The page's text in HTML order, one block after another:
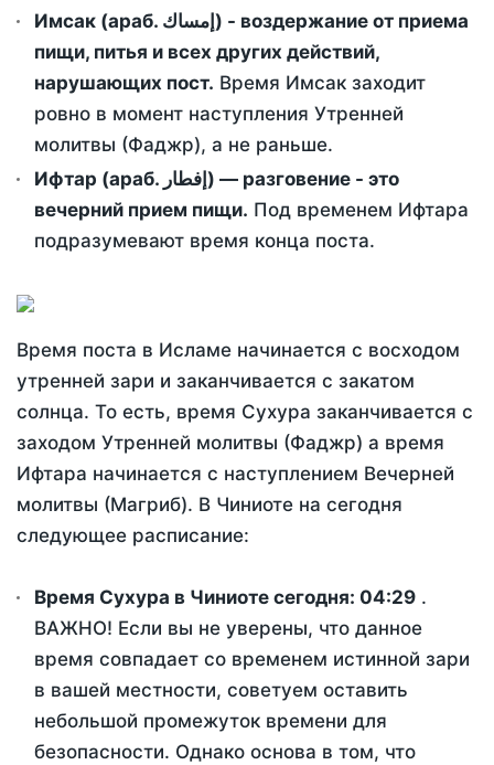
Имсак (араб. إمساك) - воздержание от приема
пищи, питья и всех других действий,
нарушающих пост. Время Имсак заходит
ровно в момент наступления Утренней
молитвы (Фаджр), а не раньше.
Ифтар (араб. إفطار) — разговение - это
вечерний прием пищи. Под временем Ифтара
подразумевают время конца поста.
Время поста в Исламе начинается с восходом
утренней зари и заканчивается с закатом
солнца. То есть, время Сухура заканчивается с
заходом Утренней молитвы (Фаджр) а время
Ифтара начинается с наступлением Вечерней
молитвы (Магриб). В Чиниоте на сегодня
следующее расписание:
Время Сухура в Чиниоте сегодня: 04:29 .
ВАЖНО! Если вы не уверены, что данное
время совпадает со временем истинной зари
в вашей местности, советуем оставить
небольшой промежуток времени для
безопасности. Однако основа в том, что